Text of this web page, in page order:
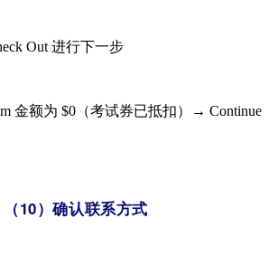
Out​ 进行下一步
额为 $0（考试券已抵扣）→ Continue
（10）确认联系方式